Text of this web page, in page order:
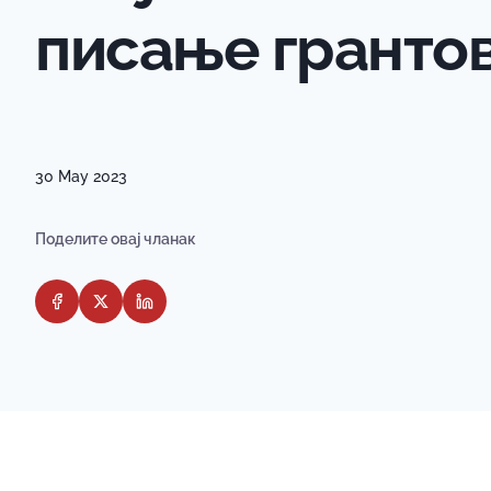
писање
30 May 2023
Поделите овај чланак